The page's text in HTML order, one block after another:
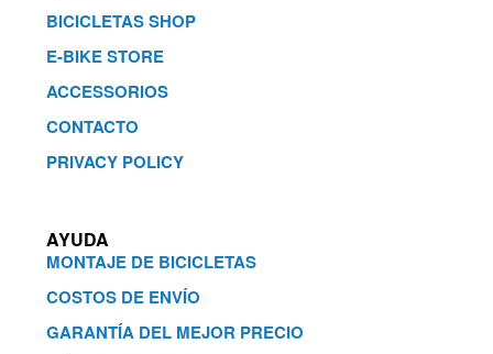
BICICLETAS SHOP
E-BIKE STORE
ACCESSORIOS
CONTACTO
PRIVACY POLICY
AYUDA
MONTAJE DE BICICLETAS
COSTOS DE ENVÍO
GARANTÍA DEL MEJOR PRECIO